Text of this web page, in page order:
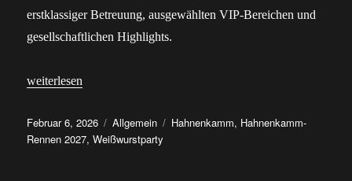
erstklassiger Betreuung, ausgewählten VIP-Bereichen und
gesellschaftlichen Highlights.
„Hahnenkamm-Tickets 2027: Rennen, Weißwurstparty & Co.
weiterlesen
Veröffentlicht
am
Februar 6, 2026 Kategorien
Allgemein Schlagwörter
Hahnenkamm, Hahnenkamm-
Rennen 2027,Weißwurstparty